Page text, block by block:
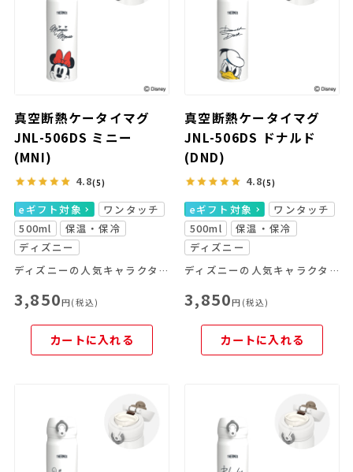
真空断熱ケータイマグ
JNL-506DS ミニー
(MNI)
4.8(5)
eギフト対象
ワンタッチ
500ml
保温・保冷
ディズニー
ディズニーの人気キャラクターを大胆にプリント。デザインのアクセントにエンボス加工をプラスした、特別な1本です。
3,850円(税込)
カートに入れる
真空断熱ケータイマグ
JNL-506DS ドナルド
(DND)
4.8(5)
eギフト対象
ワンタッチ
500ml
保温・保冷
ディズニー
ディズニーの人気キャラクターを大胆にプリント。デザインのアクセントにエンボス加工をプラスした、特別な1本です。
3,850円(税込)
カートに入れる